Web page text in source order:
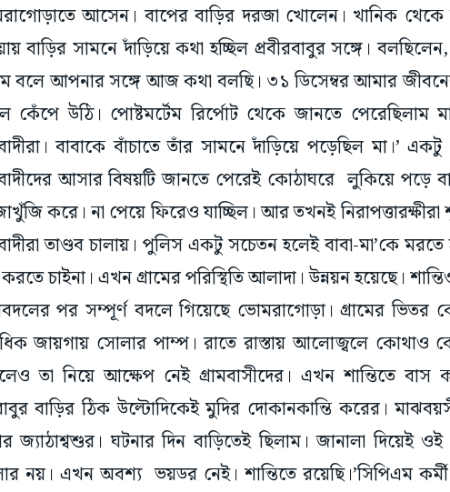
আসেন। বাপের বাড়ির দরজা খোলেন। খানিক
বাড়ির সামনে দাঁড়িয়ে কথা হচ্ছিল প্রবীরবাবুর সঙ্গে।
বলে আপনার সঙ্গে আজ কথা বলছি। ৩১ ডিসেম্বর আমার
কেঁপে উঠি। পোষ্টমর্টেম রির্পোট থেকে জানতে পেরেছিলাম
বাবাকে বাঁচাতে তাঁর সামনে দাঁড়িয়ে পড়েছিল
আসার বিষয়টি জানতে পেরেই কোঠাঘরে লুকিয়ে পড়ে
করে। না পেয়ে ফিরেও যাচ্ছিল। আর তখনই
তাণ্ডব চালায়। পুলিস একটু সচেতন হলেই বাবা-মা’কে
চাইনা। এখন গ্রামের পরিস্থিতি আলাদা। উন্নয়ন হয়েছে।
পর সম্পূর্ণ বদলে গিয়েছে ভোমরাগোড়া। গ্রামের ভিতর
জায়গায় সোলার পাম্প। রাতে রাস্তায় আলোজ্বলে কোথাও
তা নিয়ে আক্ষেপ নেই গ্রামবাসীদের। এখন শান্তিতে
বাড়ির ঠিক উল্টোদিকেই মুদির দোকানকান্তি করের।
জ্যাঠাশ্বশুর। ঘটনার দিন বাড়িতেই ছিলাম। জানালা দিয়েই
নয়। এখন অবশ্য ভয়ডর নেই। শান্তিতে রয়েছি।’সিপিএম